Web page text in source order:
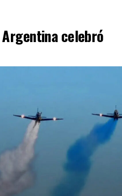
Argentina celebró